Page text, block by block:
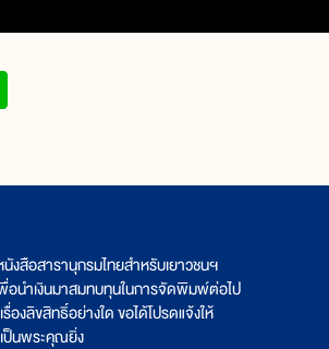
งสือสารานุกรมไทยสำหรับเยาวชนฯ
พื่อนำเงินมาสมทบทุนในการจัดพิมพ์ต่อไป
งลิขสิทธิ์อย่างใด ขอได้โปรดแจ้งให้
ป็นพระคุณยิ่ง